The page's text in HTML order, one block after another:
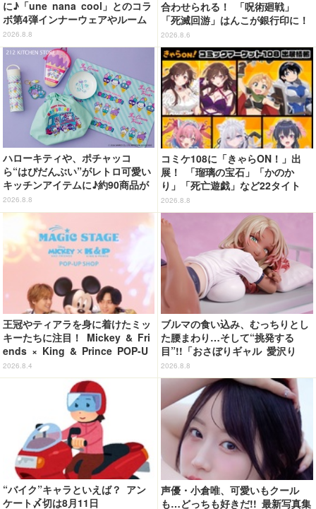
に♪「une nana cool」とのコラ
ボ第4弾インナーウェアやルーム
ウェアが登場！
2026.8.8
合わせられる！ 「呪術廻戦」
「死滅回游」はんこが銀行印に！
虎杖悠仁、乙骨憂太ら16キャラ追
加で全104種
2026.8.6
ハローキティや、ポチャッコ
ら“はぴだんぶい”がレトロ可愛い
キッチンアイテムに♪約90商品が
登場【212 KITCHEN STORE】
2026.8.8
コミケ108に「きゃらON！」出
展！ 「瑠璃の宝石」「かのか
り」「死亡遊戯」など22タイト
ル・350種以上のグッズ販売
2026.8.8
王冠やティアラを身に着けたミッ
キーたちに注目！ Mickey & Fri
ends × King & Prince POP-U
P SHOP「MAGIC STAGE」に新
商品登場
2026.8.4
ブルマの食い込み、むっちりとし
た腰まわり…そして“挑発する
目”!!「おさぼりギャル 愛沢り
さ」フィギュアで新登場
2026.8.8
“バイク”キャラといえば？ アン
ケート〆切は8月11日
声優・小倉唯、可愛いもクール
も…どっちも好きだ!! 最新写真集